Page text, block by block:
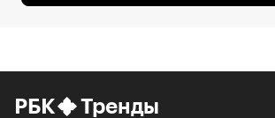
РБК Тренды